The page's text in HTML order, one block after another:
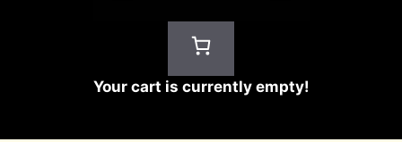
Your cart is currently empty!